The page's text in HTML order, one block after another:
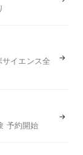
イエンス全
→
予約開始
→